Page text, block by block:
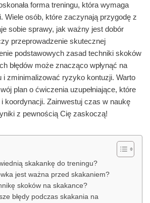
forma treningu, która wymaga
Wiele osób, które zaczynają przygodę z
sobie sprawy, jak ważny jest dobór
przeprowadzenie skutecznej
podstawowych zasad techniki skoków
błędów może znacząco wpłynąć na
i zminimalizować ryzyko kontuzji. Warto
plan o ćwiczenia uzupełniające, które
i koordynacji. Zainwestuj czas w naukę
z pewnością Cię zaskoczą!
skakankę do treningu?
jest ważna przed skakaniem?
skoków na skakance?
błędy podczas skakania na